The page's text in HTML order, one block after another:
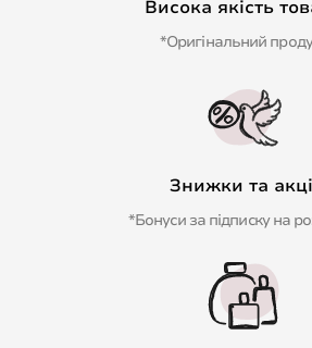
Висока якість
*Оригінальний
Знижки та
*Бонуси за підписку на